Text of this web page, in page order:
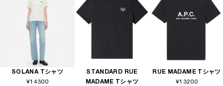
SOLANA Tシャツ
¥14300
STANDARD RUE
MADAME Tシャツ
RUE MADAME Tシャツ
¥13200